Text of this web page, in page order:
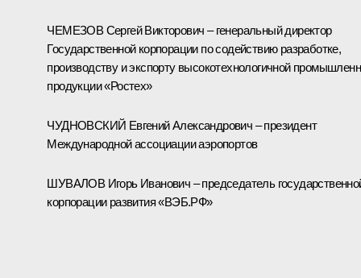
ЧЕМЕЗОВ Сергей Викторович – генеральный директор
Государственной корпорации по содействию разработке,
производству и экспорту высокотехнологичной
продукции «Ростех»
ЧУДНОВСКИЙ Евгений Александрович – президент
Международной ассоциации аэропортов
ШУВАЛОВ Игорь Иванович – председатель
корпорации развития «ВЭБ.РФ»